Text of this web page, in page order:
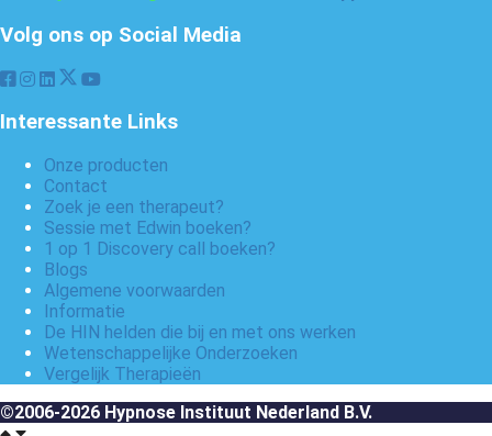
Volg ons op Social Media
Interessante Links
Onze producten
Contact
Zoek je een therapeut?
Sessie met Edwin boeken?
1 op 1 Discovery call boeken?
Blogs
Algemene voorwaarden
Informatie
De HIN helden die bij en met ons werken
Wetenschappelijke Onderzoeken
Vergelijk Therapieën
©2006-2026 Hypnose Instituut Nederland B.V.